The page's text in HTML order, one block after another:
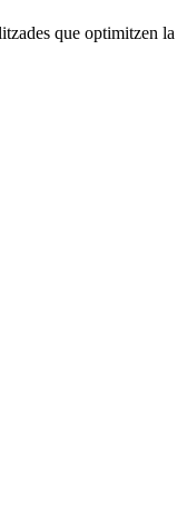
que optimitzen